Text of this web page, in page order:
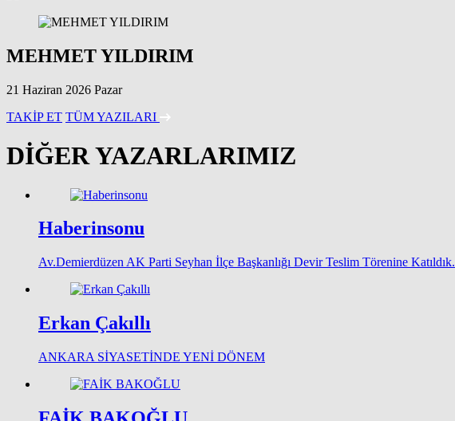
MEHMET YILDIRIM
21 Haziran 2026 Pazar
TAKİP ET TÜM YAZILARI
DİĞER YAZARLARIMIZ
Haberinsonu
Av.Demierdüzen AK Parti Seyhan İlçe Başkanlığı Devir Teslim Törenine Katıldık.
Erkan Çakıllı
ANKARA SİYASETİNDE YENİ DÖNEM